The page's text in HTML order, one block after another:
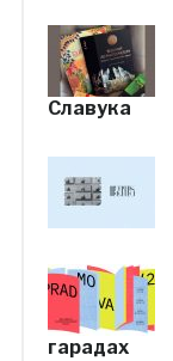
Славука
гарадах